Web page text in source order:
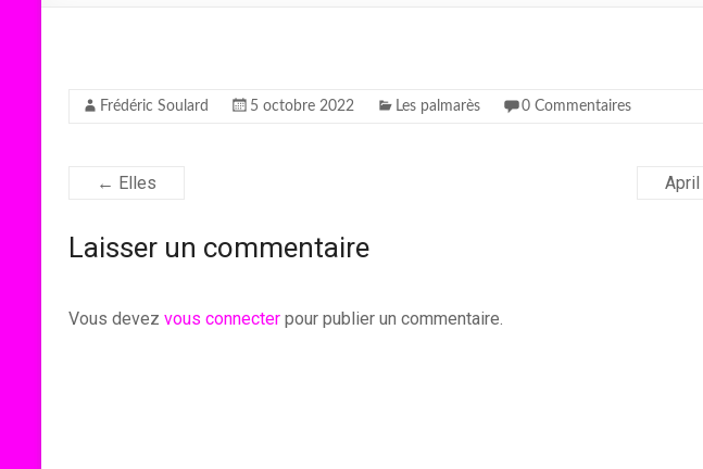
Frédéric Soulard 5 octobre 2022 Les palmarès 0 Commentaires
← Elles
Laisser un commentaire
Vous devez vous connecter pour publier un commentaire.